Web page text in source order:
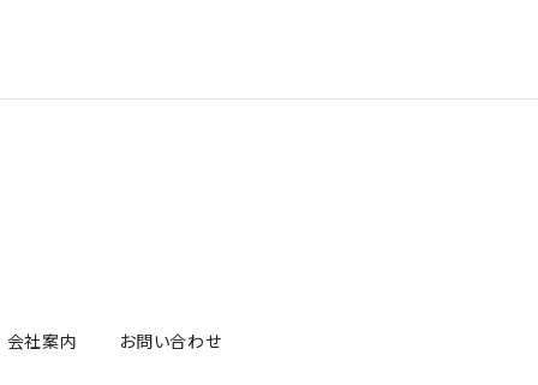
会社案内 お問い合わせ